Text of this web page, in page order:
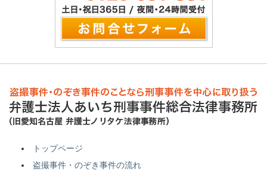
トップページ
盗撮事件・のぞき事件の流れ